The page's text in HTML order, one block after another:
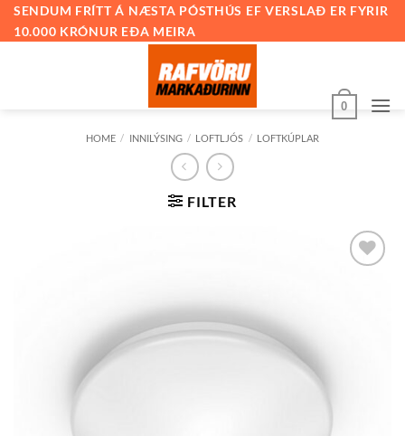
SkipSENDUM FRÍTT Á NÆSTA PÓSTHÚS EF VERSLAÐ ER FYRIR
10.000 KRÓNUR EÐA MEIRA
0
HOME / INNILÝSING / LOFTLJÓS / LOFTKÚPLAR
FILTER